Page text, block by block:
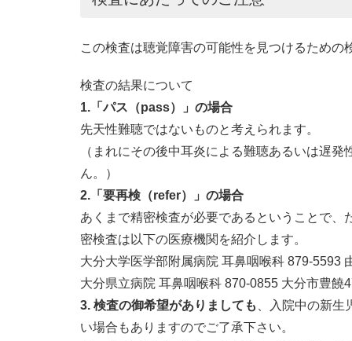
この検査は聴覚障害の可能性を見つけるため
検査の結果について
1.「パス（pass）」の場合
先天性難聴ではないものと考えられます。
（まれにその後中耳炎による難聴あるいは遅
ん。）
2.「要再検（refer）」の場合
あくまで精密検査が必要であるということで
密検査は以下の医療機関を紹介します。
大分大学医学部附属病院 耳鼻咽喉科 879-
大分県立病院 耳鼻咽喉科 870-0855 大分市豊饒
3. 検査の御希望がありましても
、入院中の新
い場合もありますのでご了承下さい。